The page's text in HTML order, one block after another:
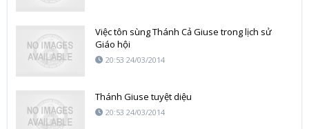
Việc tôn sùng Thánh Cả Giuse trong lịch sử
Giáo hội
20:53 24/03/2014
Thánh Giuse tuyệt diệu
20:53 24/03/2014